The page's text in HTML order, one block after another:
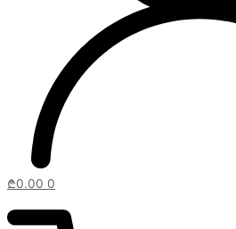
₾0.00 0